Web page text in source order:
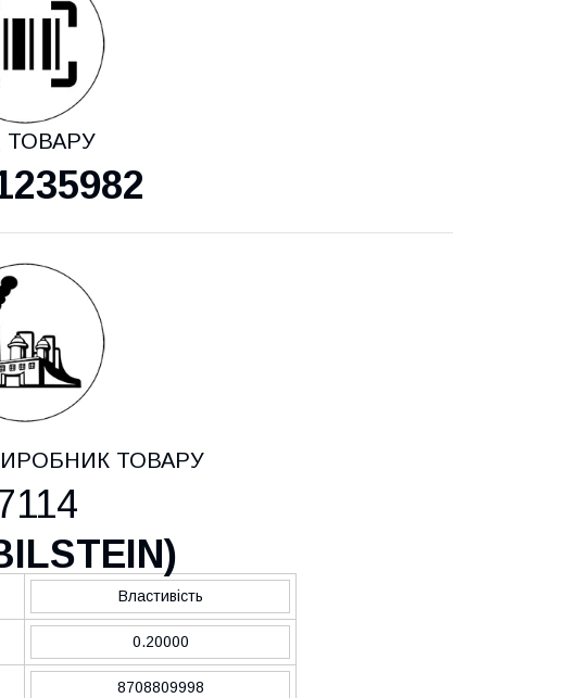
ТОВАРУ
ТОВАРУ
)
Властивість
0.20000
8708809998